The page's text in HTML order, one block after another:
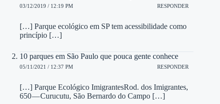
03/12/2019 / 12:19 PM RESPONDER
[…] Parque ecológico em SP tem acessibilidade como
princípio […]
10 parques em São Paulo que pouca gente conhece
05/11/2021 / 12:37 PM RESPONDER
[…] Parque Ecológico ImigrantesRod. dos Imigrantes,
650 — Curucutu, São Bernardo do Campo […]